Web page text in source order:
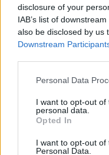
disclosure of your
IAB’s list of
also be disclosed by us
Downstream
Please note that this
not limited to your visit
grant or deny consent
use your data for
consent section.
Personal Data
I want to opt-out
personal data.
Opted In
I want to opt-out of
Personal Data.